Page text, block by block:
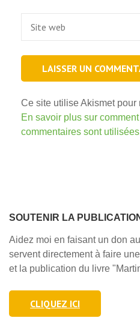
web
Ce site utilise Akismet
En savoir plus sur
commentaires sont utilisées
SOUTENIR LA
Aidez moi en faisant un don
servent directement à faire
et la publication du livre
CLIQUEZ ICI